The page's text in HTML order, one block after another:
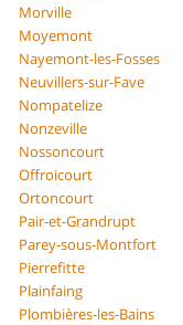
Morville
Moyemont
Nayemont-les-Fosses
Neuvillers-sur-Fave
Nompatelize
Nonzeville
Nossoncourt
Offroicourt
Ortoncourt
Pair-et-Grandrupt
Parey-sous-Montfort
Pierrefitte
Plainfaing
Plombières-les-Bains